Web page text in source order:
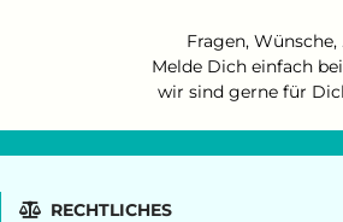
Fragen, Wünsche,
Melde Dich einfach
wir sind gerne für
RECHTLICHES